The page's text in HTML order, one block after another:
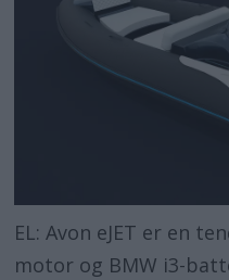
Arkiv
EL: Avon eJET er en
motor og BMW i3-